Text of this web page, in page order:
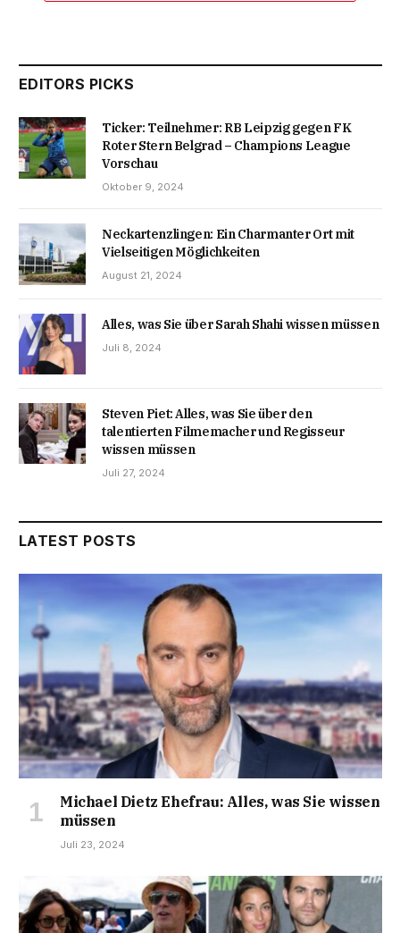
EDITORS PICKS
Ticker: Teilnehmer: RB Leipzig gegen FK
Roter Stern Belgrad – Champions League
Vorschau
Oktober 9, 2024
Neckartenzlingen: Ein Charmanter Ort mit
Vielseitigen Möglichkeiten
August 21, 2024
Alles, was Sie über Sarah Shahi wissen müssen
Juli 8, 2024
Steven Piet: Alles, was Sie über den
talentierten Filmemacher und Regisseur
wissen müssen
Juli 27, 2024
LATEST POSTS
Michael Dietz Ehefrau: Alles, was Sie wissen
müssen
Juli 23, 2024